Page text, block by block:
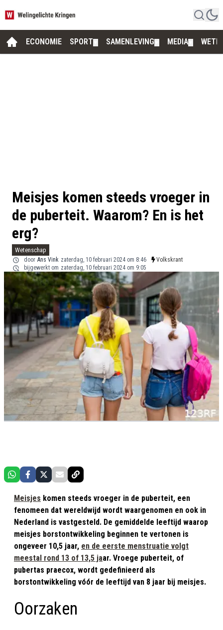
ECONOMIE SPORT SAMENLEVING MEDIA
Meisjes komen steeds vroeger in
de puberteit. Waarom? En is het
erg?
Wetenschap
door Ans Vink zaterdag, 10 februari 2024 om 8:46
Volkskrant
bijgewerkt om zaterdag, 10 februari 2024 om 9:05
Meisjes komen steeds vroeger in de puberteit, een
fenomeen dat wereldwijd wordt waargenomen en ook in
Nederland is vastgesteld. De gemiddelde leeftijd waarop
meisjes borstontwikkeling beginnen te vertonen is
ongeveer 10,5 jaar, en de eerste menstruatie volgt
meestal rond 13 of 13,5 jaar. Vroege puberteit, of
pubertas praecox, wordt gedefinieerd als
borstontwikkeling vóór de leeftijd van 8 jaar bij meisjes.
Oorzaken